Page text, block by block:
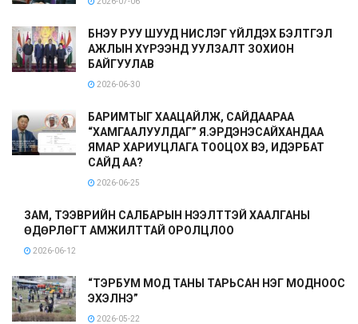
БНЭУ РУУ ШУУД НИСЛЭГ ҮЙЛДЭХ БЭЛТГЭЛ
АЖЛЫН ХҮРЭЭНД УУЛЗАЛТ ЗОХИОН
БАЙГУУЛАВ
2026-06-30
БАРИМТЫГ ХААЦАЙЛЖ, САЙДААРАА
“ХАМГААЛУУЛДАГ” Я.ЭРДЭНЭСАЙХАНДАА
ЯМАР ХАРИУЦЛАГА ТООЦОХ ВЭ, ИДЭРБАТ
САЙД АА?
2026-06-25
ЗАМ, ТЭЭВРИЙН САЛБАРЫН НЭЭЛТТЭЙ ХААЛГАНЫ
ӨДӨРЛӨГТ АМЖИЛТТАЙ ОРОЛЦЛОО
2026-06-12
“ТЭРБУМ МОД ТАНЫ ТАРЬСАН НЭГ МОДНООС
ЭХЭЛНЭ”
2026-05-22